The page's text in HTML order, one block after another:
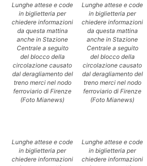
Lunghe attese e code
in biglietteria per
chiedere informazioni
da questa mattina
anche in Stazione
Centrale a seguito
del blocco della
circolazione causato
dal deragliamento del
treno merci nel nodo
ferroviario di Firenze
(Foto Mianews)
Lunghe attese e code
in biglietteria per
chiedere informazioni
da questa mattina
anche in Stazione
Centrale a seguito
del blocco della
circolazione causato
dal deragliamento del
treno merci nel nodo
ferroviario di Firenze
(Foto Mianews)
Lunghe attese e code
in biglietteria per
chiedere informazioni
Lunghe attese e code
in biglietteria per
chiedere informazioni